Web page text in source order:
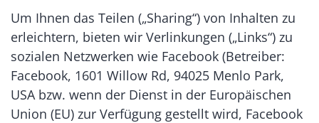
Um Ihnen das Teilen („Sharing“) von Inhalten zu
erleichtern, bieten wir Verlinkungen („Links“) zu
sozialen Netzwerken wie Facebook (Betreiber:
Facebook, 1601 Willow Rd, 94025 Menlo Park,
USA bzw. wenn der Dienst in der Europäischen
Union (EU) zur Verfügung gestellt wird, Facebook